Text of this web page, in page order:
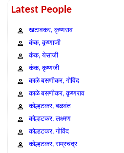
Latest People
खटावकर, कृष्णराव
कंक, कृष्णाजी
कंक, येसाजी
कंक, कृष्णजी
काळे बसणीकर, गोविंद
काळे बसणीकर, कृष्णराव
कोल्हटकर, बळवंत
कोल्हटकर, लक्ष्मण
कोल्हटकर, गोविंद
कोल्हटकर, राम्रचंद्र